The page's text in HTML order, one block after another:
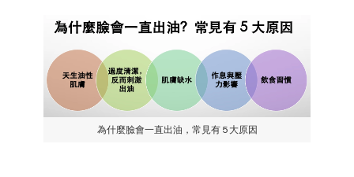
為什麼臉會一直出油，常見有 5 大原因